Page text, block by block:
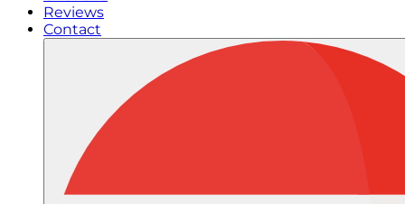
Reviews
Contact